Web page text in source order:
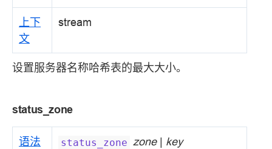
上下
文
stream
设置服务器名称哈希表的最大大小。
status_zone
语法 status_zone zone| key